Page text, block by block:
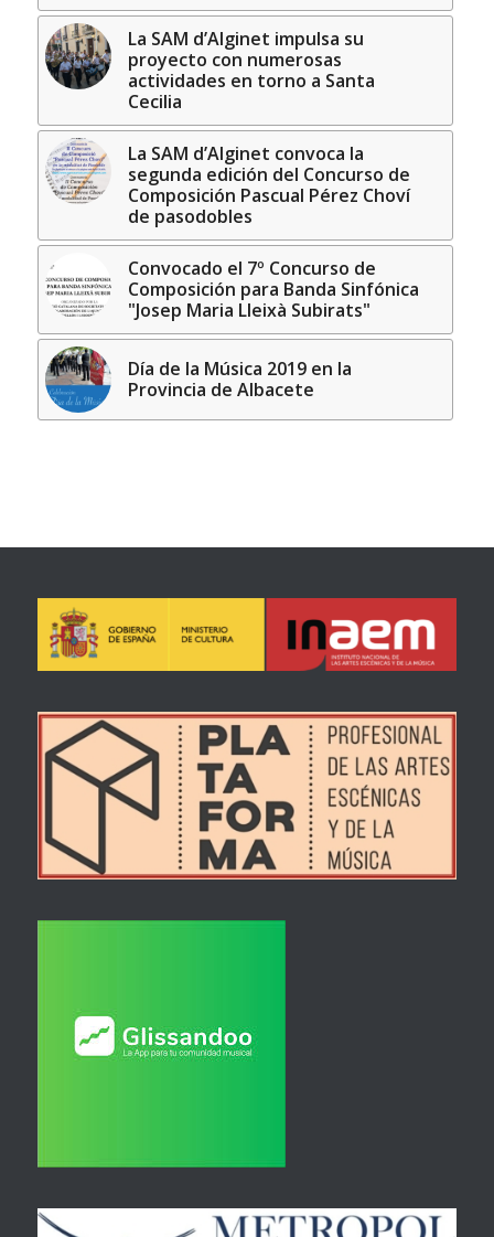
La SAM d’Alginet impulsa su
proyecto con numerosas
actividades en torno a Santa
Cecilia
La SAM d’Alginet convoca la
segunda edición del Concurso de
Composición Pascual Pérez Choví
de pasodobles
Convocado el 7º Concurso de
Composición para Banda Sinfónica
"Josep Maria Lleixà Subirats"
Día de la Música 2019 en la
Provincia de Albacete